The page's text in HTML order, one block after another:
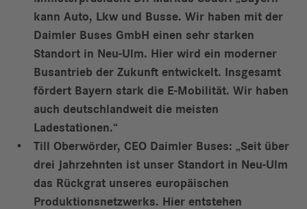
kann Auto, Lkw und Busse. Wir haben mit der
Daimler Buses GmbH einen sehr starken
Standort in Neu-Ulm. Hier wird ein moderner
Busantrieb der Zukunft entwickelt. Insgesamt
fördert Bayern stark die E-Mobilität. Wir haben
auch deutschlandweit die meisten
Ladestationen.“
Till Oberwörder, CEO Daimler Buses: „Seit über
drei Jahrzehnten ist unser Standort in Neu-Ulm
das Rückgrat unseres europäischen
Produktionsnetzwerks. Hier entstehen